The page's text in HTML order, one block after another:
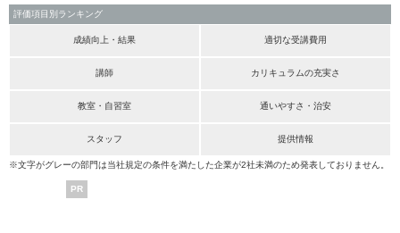
評価項目別ランキング
成績向上・結果 適切な受講費用
講師 カリキュラムの充実さ
教室・自習室 通いやすさ・治安
スタッフ 提供情報
※文字がグレーの部門は当社規定の条件を満たした企業が2社未満のため発表しておりません。
PR